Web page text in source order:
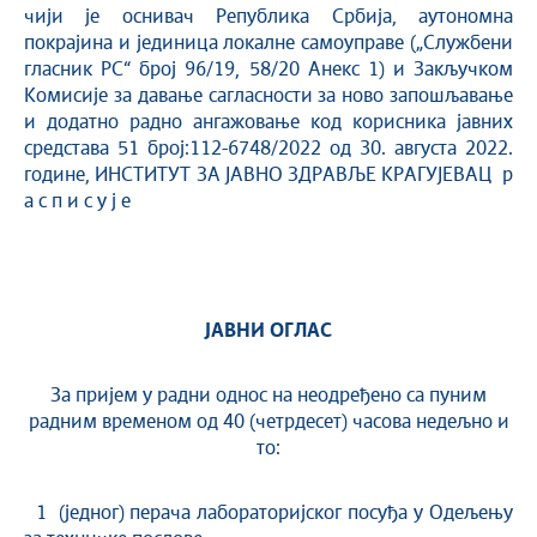
чији је оснивач Република Србија, аутономна
покрајина и јединица локалне самоуправе („Службени
гласник РС“ број 96/19, 58/20 Анекс 1) и Закључком
Комисије за давање сагласности за ново запошљавање
и додатно радно ангажовање код корисника јавних
средстава 51 број:112-6748/2022 од 30. августа 2022.
године, ИНСТИТУТ ЗА ЈАВНО ЗДРАВЉЕ КРАГУЈЕВАЦ р
а с п и с у ј е
ЈАВНИ ОГЛАС
За пријем у радни однос на неодређено са пуним
радним временом од 40 (четрдесет) часова недељно и
то:
1 (једног) перача лабораторијског посуђа у Одељењу